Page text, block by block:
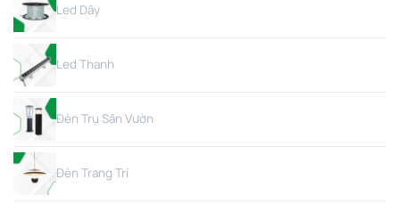
Led Dây
Led Thanh
Đèn Trụ Sân Vườn
Đèn Trang Trí